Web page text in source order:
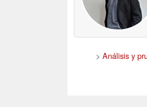
> Análisis y